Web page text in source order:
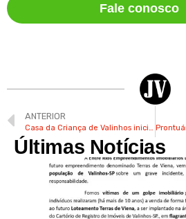
Fale conosco
ANTERIOR
Casa da Criança de Valinhos inicia venda de tradicional feijoada
Últimas Notícias